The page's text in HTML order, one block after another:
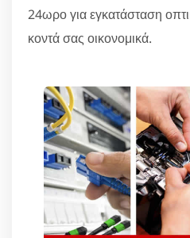
24ωρο για εγκατάσταση
κοντά σας οικονομικά.